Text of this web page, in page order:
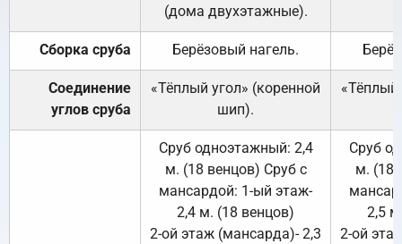
(дома двухэтажные).
Сборка сруба Берёзовый нагель.
Соединение
углов сруба
«Тёплый угол» (коренной
шип).
«Тёплый
Сруб одноэтажный: 2,4
м. (18 венцов) Сруб с
мансардой: 1-ый этаж-
2,4 м. (18 венцов)
2-ой этаж (мансарда)- 2,3
Сруб
м. (18
2,5
2-ой